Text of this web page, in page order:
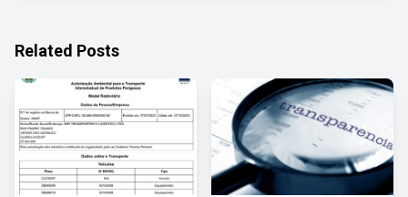
Related Posts